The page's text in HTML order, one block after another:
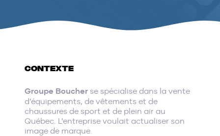
CONTEXTE
Groupe Boucherse spécialise dans la vente
d’équipements, de vêtements et de
chaussures de sport et de plein air au
Québec. L’entreprise voulait actualiser son
image de marque.